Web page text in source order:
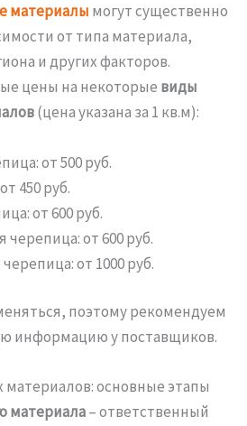
материалы могут существенно
от типа материала,
и других факторов.
цены на некоторые виды
(цена указана за 1 кв.м):
от 500 руб.
450 руб.
от 600 руб.
черепица: от 600 руб.
от 1000 руб.
поэтому рекомендуем
информацию у поставщиков.
основные этапы
материала– ответственный